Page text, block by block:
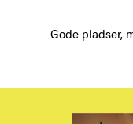
Gode pladser,